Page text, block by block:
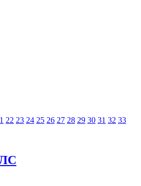
22 23 24 25 26 27 28 29 30 31 32 33